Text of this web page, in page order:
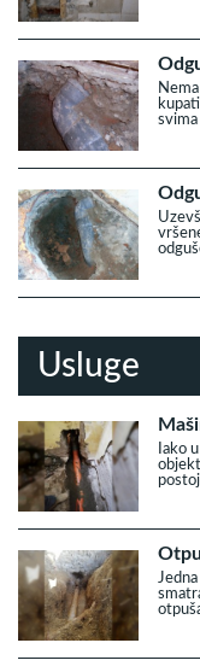
svima
Usluge
Iako